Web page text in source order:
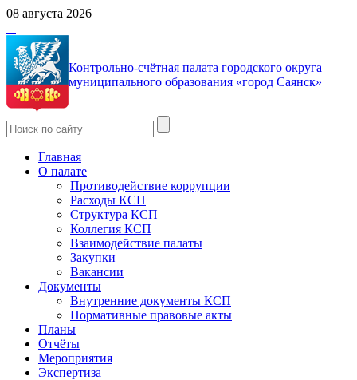
08 августа 2026
Контрольно-счётная палата городского округа
муниципального образования «город Саянск»
Главная
О палате
Противодействие коррупции
Расходы КСП
Структура КСП
Коллегия КСП
Взаимодействие палаты
Закупки
Вакансии
Документы
Внутренние документы КСП
Нормативные правовые акты
Планы
Отчёты
Мероприятия
Экспертиза